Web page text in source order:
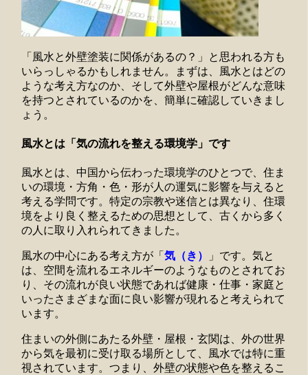
「風水と外壁塗装に関係があるの？」と思われる方も
いらっしゃるかもしれません。まずは、風水とはどの
ような考え方なのか、そして外壁や屋根がどんな意味
を持つとされているのかを、簡単に確認していきまし
ょう。
風水とは「気の流れを整える環境学」です
風水とは、中国から伝わった環境学のひとつで、住ま
いの環境・方角・色・形が人の運気に影響を与えると
考える学問です。特定の宗教や迷信とは異なり、住環
境をより良く整えるための思想として、古くから多く
の人に取り入れられてきました。
風水の中心にある考え方が「 気（き）
」です。気と
は、空間を流れるエネルギーのようなものとされてお
り、その流れが良い状態であれば健康・仕事・家庭と
いったさまざまな面に良い影響が現れると考えられて
います。
住まいの外側にあたる外壁・屋根・玄関は、外の世界
から気を最初に受け取る場所として、風水では特に重
視されています。つまり、外壁の状態や色を整えるこ